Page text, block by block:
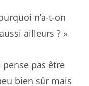
n’a-t-on
ailleurs ? »
pas être
bien sûr mais